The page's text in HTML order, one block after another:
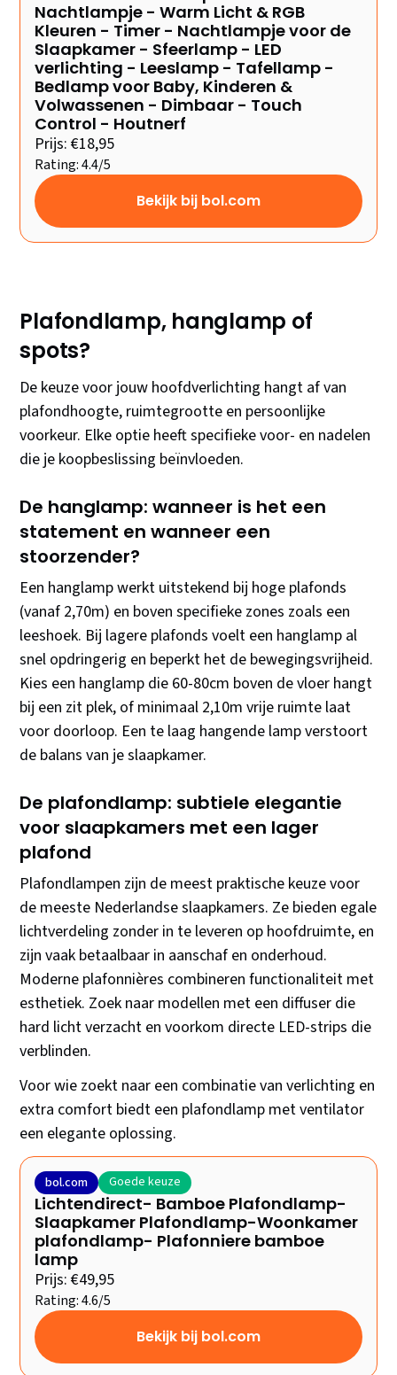
Nachtlampje - Warm Licht & RGB
Kleuren - Timer - Nachtlampje voor de
Slaapkamer - Sfeerlamp - LED
verlichting - Leeslamp - Tafellamp -
Bedlamp voor Baby, Kinderen &
Volwassenen - Dimbaar - Touch
Control - Houtnerf
Prijs: €18,95
Rating: 4.4/5
Bekijk bij bol.com
Plafondlamp, hanglamp of
spots?
De keuze voor jouw hoofdverlichting hangt af van
plafondhoogte, ruimtegrootte en persoonlijke
voorkeur. Elke optie heeft specifieke voor- en nadelen
die je koopbeslissing beïnvloeden.
De hanglamp: wanneer is het een
statement en wanneer een
stoorzender?
Een hanglamp werkt uitstekend bij hoge plafonds
(vanaf 2,70m) en boven specifieke zones zoals een
leeshoek. Bij lagere plafonds voelt een hanglamp al
snel opdringerig en beperkt het de bewegingsvrijheid.
Kies een hanglamp die 60-80cm boven de vloer hangt
bij een zit plek, of minimaal 2,10m vrije ruimte laat
voor doorloop. Een te laag hangende lamp verstoort
de balans van je slaapkamer.
De plafondlamp: subtiele elegantie
voor slaapkamers met een lager
plafond
Plafondlampen zijn de meest praktische keuze voor
de meeste Nederlandse slaapkamers. Ze bieden egale
lichtverdeling zonder in te leveren op hoofdruimte, en
zijn vaak betaalbaar in aanschaf en onderhoud.
Moderne plafonnières combineren functionaliteit met
esthetiek. Zoek naar modellen met een diffuser die
hard licht verzacht en voorkom directe LED-strips die
verblinden.
Voor wie zoekt naar een combinatie van verlichting en
extra comfort biedt een plafondlamp met ventilator
een elegante oplossing.
bol.com Goede keuze
Lichtendirect- Bamboe Plafondlamp-
Slaapkamer Plafondlamp-Woonkamer
plafondlamp- Plafonniere bamboe
lamp
Prijs: €49,95
Rating: 4.6/5
Bekijk bij bol.com